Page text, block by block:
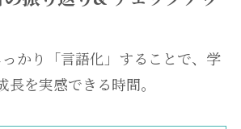
かり「言語化」することで、学
長を実感できる時間。